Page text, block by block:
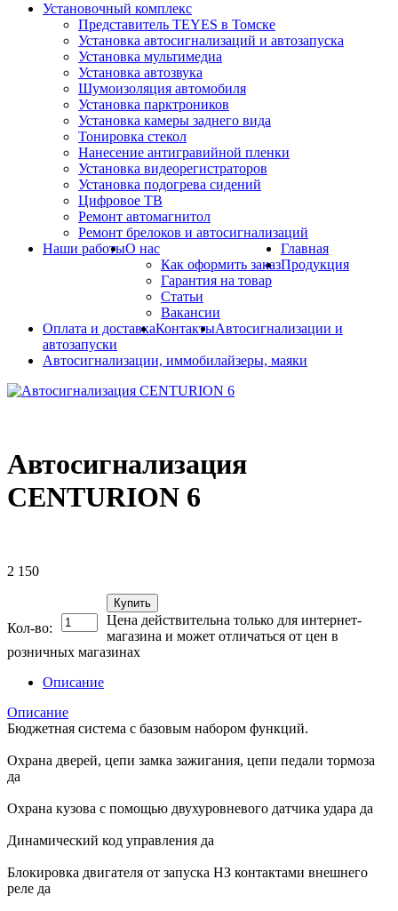
Установочный комплекс
Представитель TEYES в Томске
Установка автосигнализаций и автозапуска
Установка мультимедиа
Установка автозвука
Шумоизоляция автомобиля
Установка парктроников
Установка камеры заднего вида
Тонировка стекол
Нанесение антигравийной пленки
Установка видеорегистраторов
Установка подогрева сидений
Цифровое ТВ
Ремонт автомагнитол
Ремонт брелоков и автосигнализаций
Наши работыО нас
Как оформить заказ
Гарантия на товар
Статьи
Вакансии
Оплата и доставкаКонтакты
Главная
Продукция
Автосигнализации и
автозапуски
Автосигнализации, иммобилайзеры, маяки
Автосигнализация
CENTURION 6
2 150
Кол-во:
Купить
Цена действительна только для интернет-
магазина и может отличаться от цен в
розничных магазинах
Описание
Описание
Бюджетная система с базовым набором функций.
Охрана дверей, цепи замка зажигания, цепи педали тормоза
да
Охрана кузова с помощью двухуровневого датчика удара да
Динамический код управления да
Блокировка двигателя от запуска НЗ контактами внешнего
реле да